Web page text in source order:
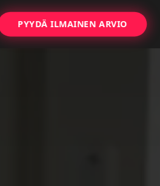
PYYDÄ ILMAINEN ARVIO